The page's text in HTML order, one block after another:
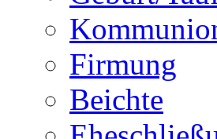
Firmung
Beichte